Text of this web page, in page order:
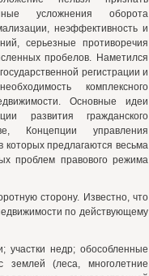
усложнения оборота
неэффективность и
серьезные противоречия
пробелов. Наметился
регистрации и
комплексного
Основные идеи
развития гражданского
Концепции управления
которых предлагаются весьма
проблем правового режима
сторону. Известно, что
по действующему
участки недр; обособленные
(леса, многолетние